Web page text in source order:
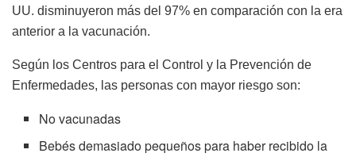
UU. disminuyeron más del 97% en comparación con la era
anterior a la vacunación.
Según los Centros para el Control y la Prevención de
Enfermedades, las personas con mayor riesgo son:
No vacunadas
Bebés demasiado pequeños para haber recibido la